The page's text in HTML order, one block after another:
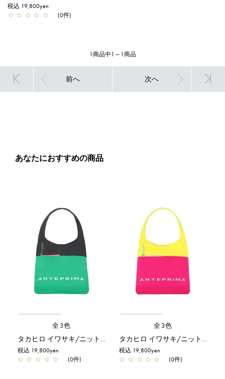
税込 19,800yen
☆ ☆ ☆ ☆ ☆ (0件)
1商品中1～1商品
前へ 次へ
あなたにおすすめの商品
全3色
タカヒロ イワサキ/ニットバッグ/グリーン
税込 19,800yen
☆ ☆ ☆ ☆ ☆ (0件)
全3色
タカヒロ イワサキ/ニットバッグ/フクシアピンク
税込 19,800yen
☆ ☆ ☆ ☆ ☆ (0件)